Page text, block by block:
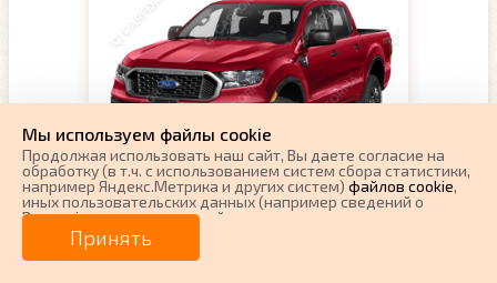
Ворсовые коврики на Ford
Ranger III 2011 - 2023
Мы используем файлы cookie
Продолжая использовать наш cайт, Вы даете согласие на
обработку (в т.ч. с использованием систем сбора статистики,
например Яндекс.Метрика и других систем) файлов cookie,
иных пользовательских данных (например сведений о
Вашем ip-адресе, сведений о местоположении, типе
устройства, времени посещения страницы, сведений о
ресурсах сети Интернет, с которых были совершены
переходы на наш сайт, сведения о Ваших действиях на сайте
Принять